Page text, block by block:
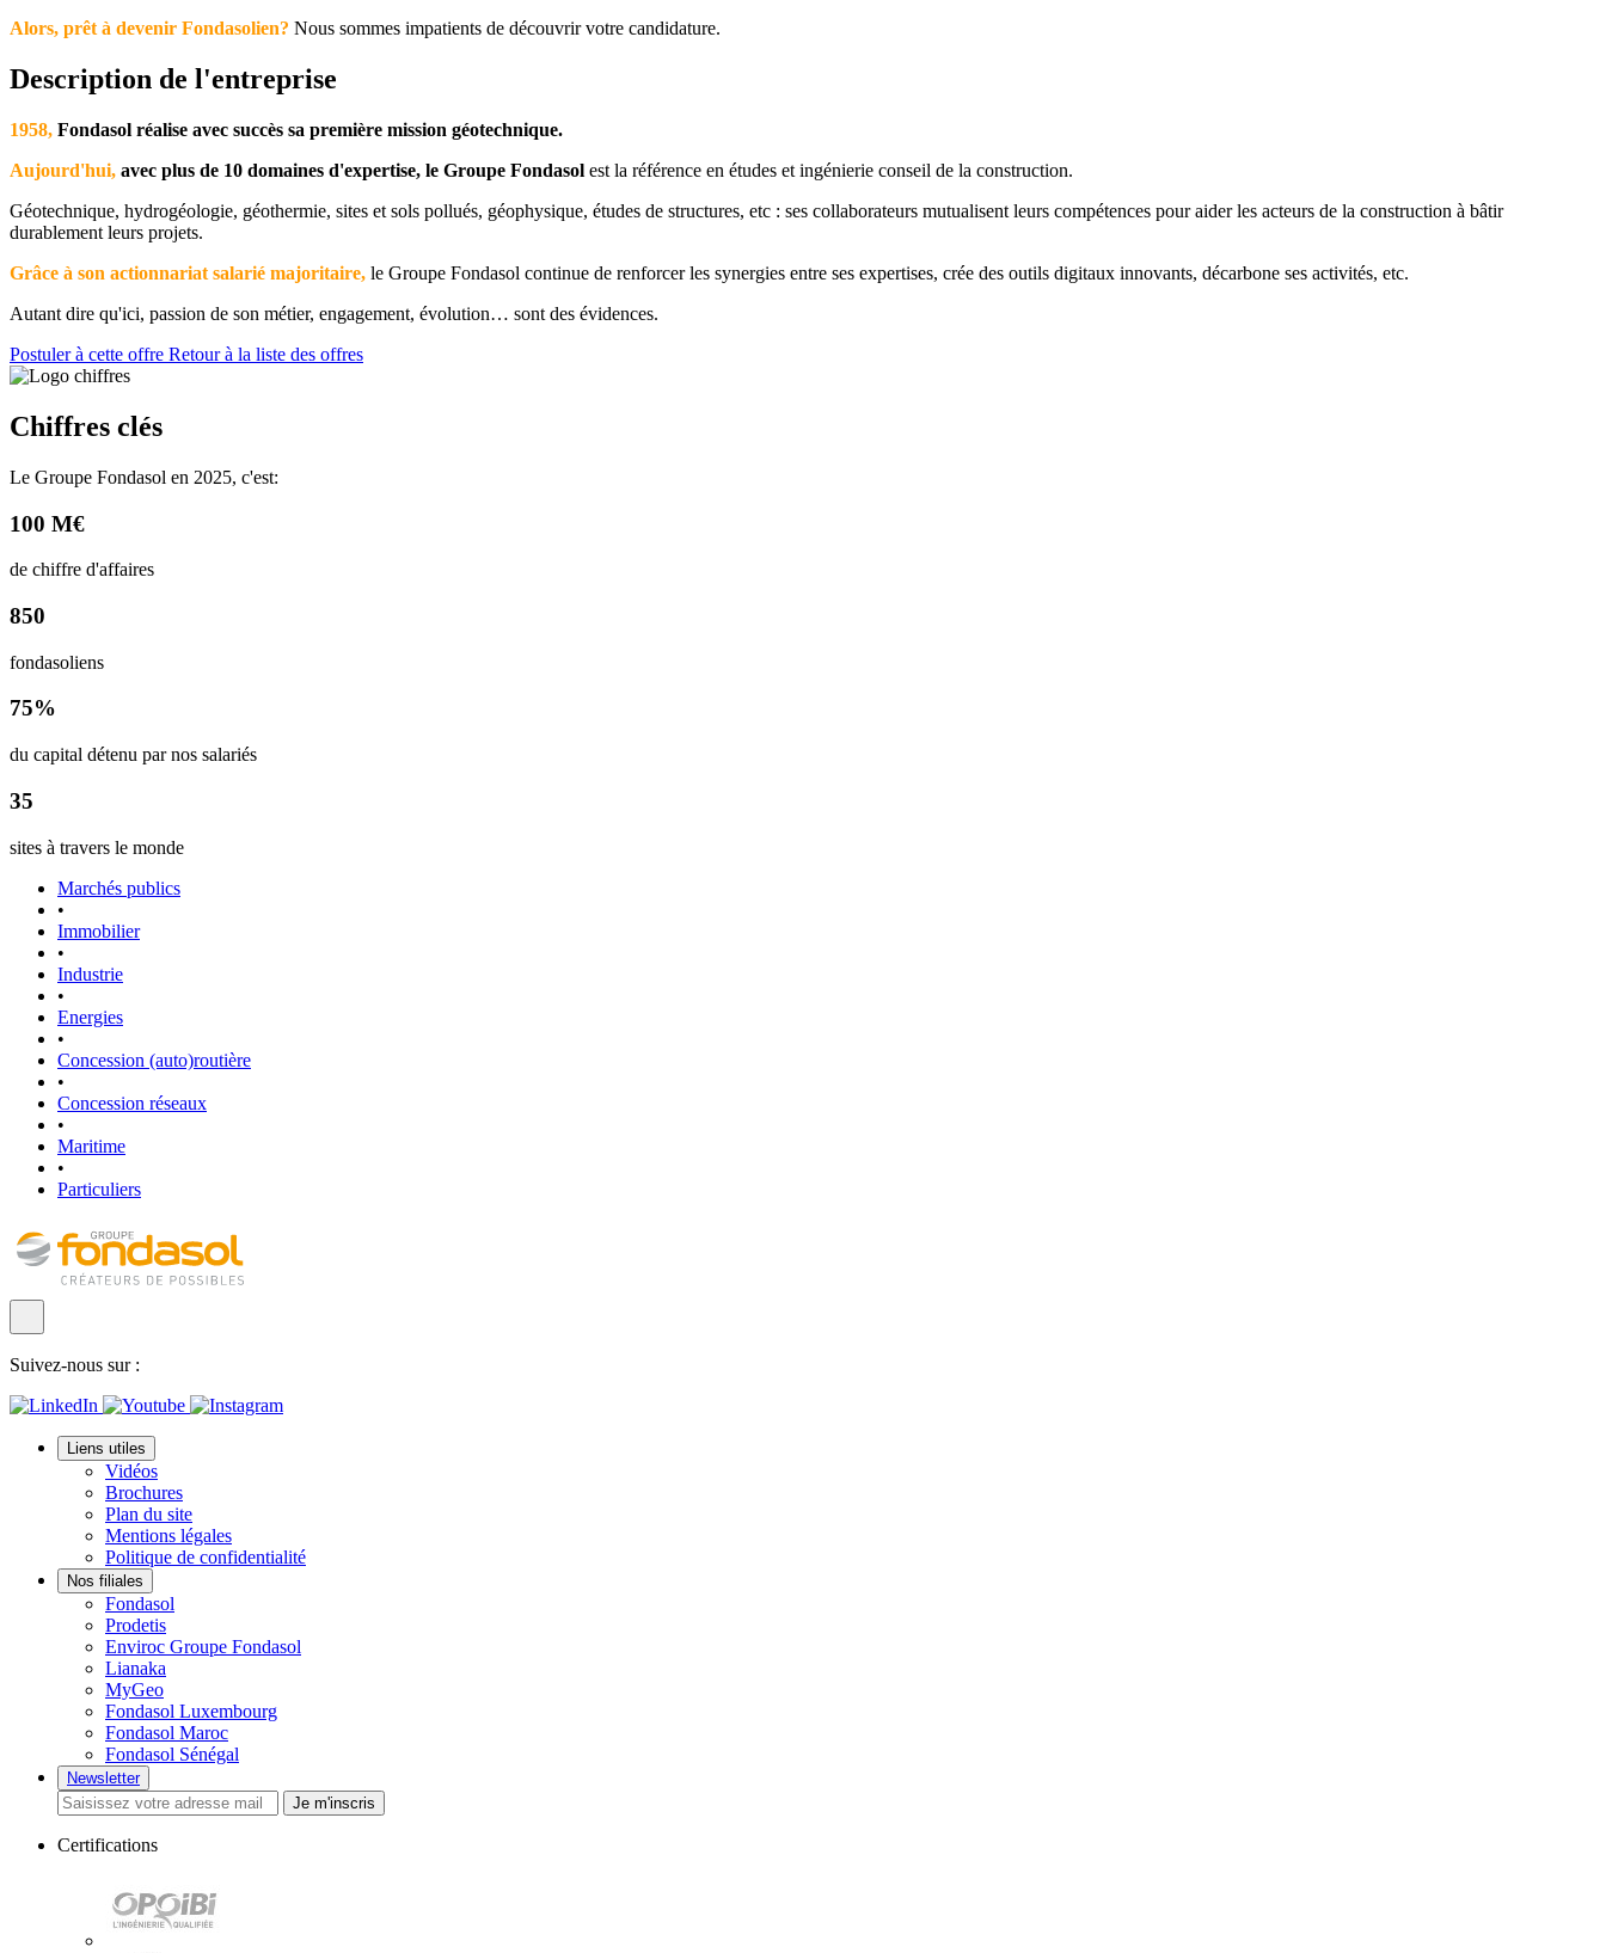
Alors, prêt à devenir Fondasolien? Nous sommes impatients de découvrir votre candidature.
Description de l'entreprise
1958, Fondasol réalise avec succès sa première mission géotechnique.
Aujourd'hui, avec plus de 10 domaines d'expertise, le Groupe Fondasol est la référence en études et ingénierie conseil de la construction.
Géotechnique, hydrogéologie, géothermie, sites et sols pollués, géophysique, études de structures, etc : ses collaborateurs mutualisent leurs compétences pour aider les acteurs de la construction à bâtir
durablement leurs projets.
Grâce à son actionnariat salarié majoritaire, le Groupe Fondasol continue de renforcer les synergies entre ses expertises, crée des outils digitaux innovants, décarbone ses activités, etc.
Autant dire qu'ici, passion de son métier, engagement, évolution… sont des évidences.
Postuler à cette offre Retour à la liste des offres
Chiffres clés
Le Groupe Fondasol en 2025, c'est:
100 M€
de chiffre d'affaires
850
fondasoliens
75%
du capital détenu par nos salariés
35
sites à travers le monde
Marchés publics
•
Immobilier
•
Industrie
•
Energies
•
Concession (auto)routière
•
Concession réseaux
•
Maritime
•
Particuliers
Suivez-nous sur :
Liens utiles
Vidéos
Brochures
Plan du site
Mentions légales
Politique de confidentialité
Nos filiales
Fondasol
Prodetis
Enviroc Groupe Fondasol
Lianaka
MyGeo
Fondasol Luxembourg
Fondasol Maroc
Fondasol Sénégal
Newsletter
Je m'inscris
Certifications